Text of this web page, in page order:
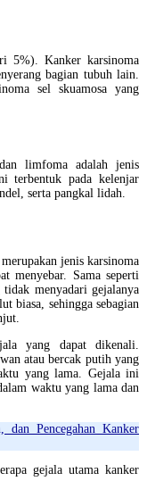
5%). Kanker karsinoma
bagian tubuh lain.
sel skuamosa yang
limfoma adalah jenis
terbentuk pada kelenjar
serta pangkal lidah.
jenis karsinoma
menyebar. Sama seperti
menyadari gejalanya
biasa, sehingga sebagian
yang dapat dikenali.
atau bercak putih yang
yang lama. Gejala ini
waktu yang lama dan
dan Pencegahan Kanker
gejala utama kanker